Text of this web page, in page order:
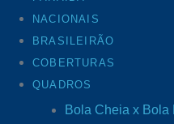
NACIONAIS
BRASILEIRÃO
COBERTURAS
QUADROS
Bola Cheia x Bola